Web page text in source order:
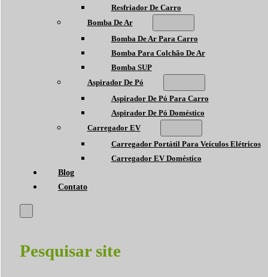
Resfriador De Carro
Bomba De Ar
Bomba De Ar Para Carro
Bomba Para Colchão De Ar
Bomba SUP
Aspirador De Pó
Aspirador De Pó Para Carro
Aspirador De Pó Doméstico
Carregador EV
Carregador Portátil Para Veículos Elétricos
Carregador EV Doméstico
Blog
Contato
Pesquisar site